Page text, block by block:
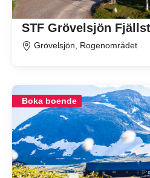
STF Grövelsjön
Grövelsjön, Rogenområdet
Boka boende